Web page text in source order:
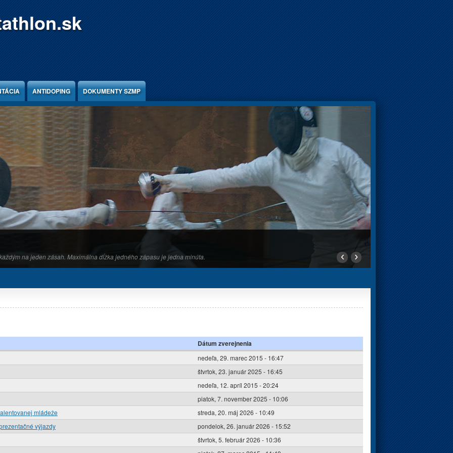
ANTIDOPING DOKUMENTY SZMP
na jeden zásah. Maximálna dĺžka jedného zápasu je jedna minúta. ‹ ›
Dátum zverejnenia
nedeľa, 29. marec 2015 - 16:47
štvrtok, 23. január 2025 - 16:45
nedeľa, 12. apríl 2015 - 20:24
piatok, 7. november 2025 - 10:06
mládeže
streda, 20. máj 2026 - 10:49
výjazdy
pondelok, 26. január 2026 - 15:52
štvrtok, 5. február 2026 - 10:36